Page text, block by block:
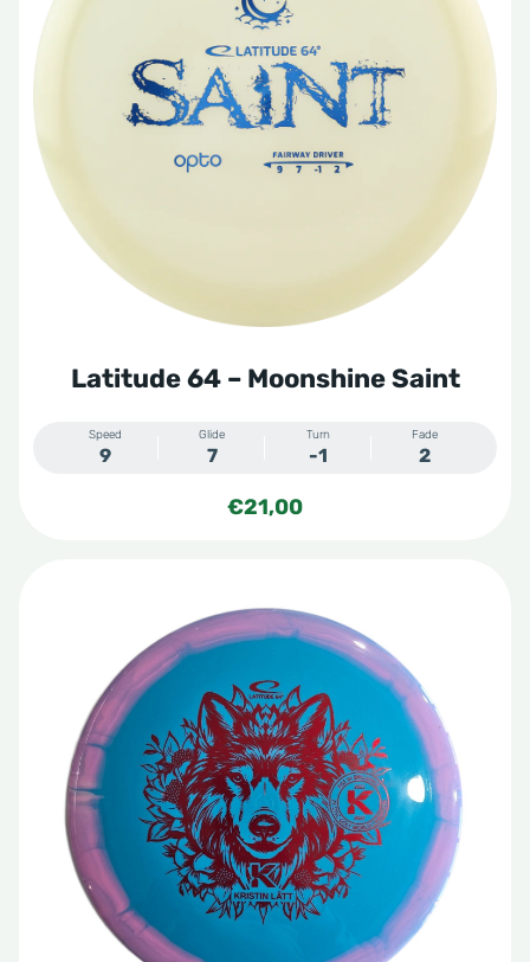
Latitude 64 – Moonshine Saint
Speed
9
Glide
7
Turn
-1
Fade
2
€21,00